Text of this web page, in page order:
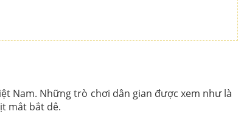
Nam. Những trò chơi dân gian được xem như là
mắt bắt dê.